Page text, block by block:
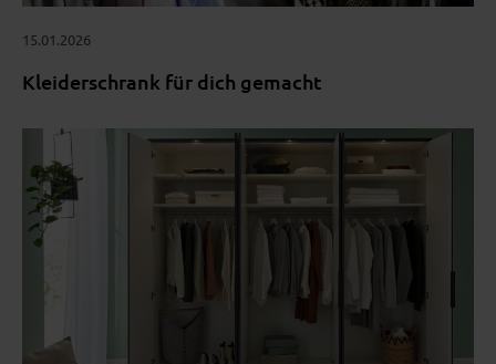
15.01.2026
Kleiderschrank für dich gemacht